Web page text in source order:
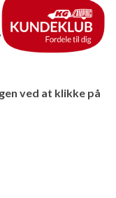
ved at klikke på